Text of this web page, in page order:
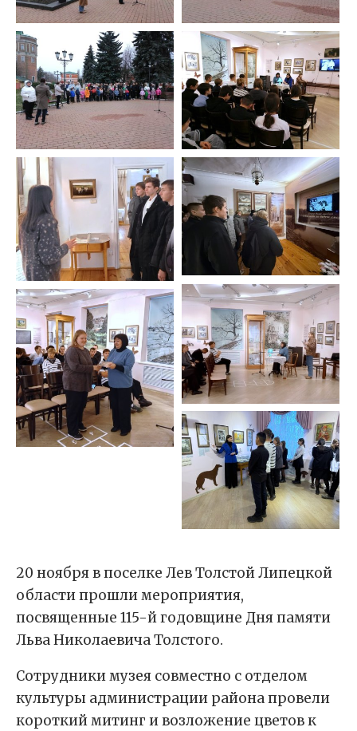
20 ноября в поселке Лев Толстой Липецкой
области прошли мероприятия,
посвященные 115-й годовщине Дня памяти
Льва Николаевича Толстого.
Сотрудники музея совместно с отделом
культуры администрации района провели
короткий митинг и возложение цветов к